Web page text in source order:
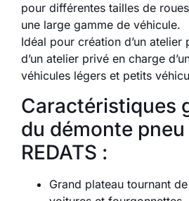
pour différentes tailles de
une large gamme de véhicule.
Idéal pour création d’un atelier
d’un atelier privé en charge
véhicules légers et petits
Caractéristiques
du démonte pneu
REDATS :
Grand plateau tournant